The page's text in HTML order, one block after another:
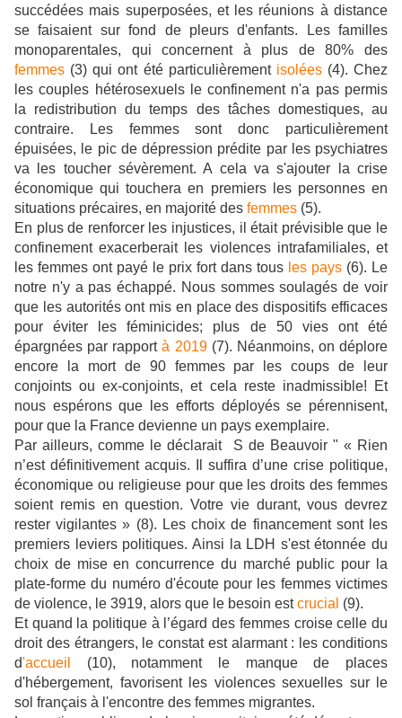
succédées mais superposées, et les réunions à distance
se faisaient sur fond de pleurs d'enfants. Les familles
monoparentales, qui concernent à plus de 80% des
femmes (3) qui ont été particulièrement isolées(4). Chez
les couples hétérosexuels le confinement n'a pas permis
la redistribution du temps des tâches domestiques, au
contraire. Les femmes sont donc particulièrement
épuisées, le pic de dépression prédite par les psychiatres
va les toucher sévèrement. A cela va s'ajouter la crise
économique qui touchera en premiers les personnes en
situations précaires, en majorité des femmes (5).
En plus de renforcer les injustices, il était prévisible que le
confinement exacerberait les violences intrafamiliales, et
les femmes ont payé le prix fort dans tous les pays (6). Le
notre n'y a pas échappé. Nous sommes soulagés de voir
que les autorités ont mis en place des dispositifs efficaces
pour éviter les féminicides; plus de 50 vies ont été
épargnées par rapportà 2019(7). Néanmoins, on déplore
encore la mort de 90 femmes par les coups de leur
conjoints ou ex-conjoints, et cela reste inadmissible! Et
nous espérons que les efforts déployés se pérennisent,
pour que la France devienne un pays exemplaire.
Par ailleurs, comme le déclarait S de Beauvoir " « Rien
n’est définitivement acquis. Il suffira d’une crise politique,
économique ou religieuse pour que les droits des femmes
soient remis en question. Votre vie durant, vous devrez
rester vigilantes » (8). Les choix de financement sont les
premiers leviers politiques. Ainsi la LDH s'est étonnée du
choix de mise en concurrence du marché public pour la
plate-forme du numéro d'écoute pour les femmes victimes
de violence, le 3919, alors que le besoin estcrucial (9).
Et quand la politique à l’égard des femmes croise celle du
droit des étrangers, le constat est alarmant : les conditions
d'accueil
(10), notamment le manque de places
d'hébergement, favorisent les violences sexuelles sur le
sol français à l'encontre des femmes migrantes.